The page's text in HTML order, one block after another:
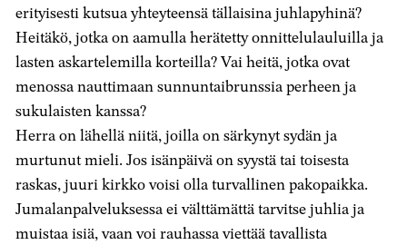
erityisesti kutsua yhteyteensä tällaisina juhlapyhinä?
Heitäkö, jotka on aamulla herätetty onnittelulauluilla ja
lasten askartelemilla korteilla? Vai heitä, jotka ovat
menossa nauttimaan sunnuntaibrunssia perheen ja
sukulaisten kanssa?
Herra on lähellä niitä, joilla on särkynyt sydän ja
murtunut mieli. Jos isänpäivä on syystä tai toisesta
raskas, juuri kirkko voisi olla turvallinen pakopaikka.
Jumalanpalveluksessa ei välttämättä tarvitse juhlia ja
muistaa isiä, vaan voi rauhassa viettää tavallista